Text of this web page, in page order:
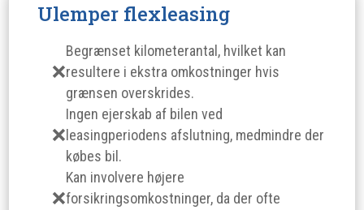
Ulemper flexleasing
Begrænset kilometerantal, hvilket kan
resultere i ekstra omkostninger hvis
grænsen overskrides.
Ingen ejerskab af bilen ved
leasingperiodens afslutning, medmindre der
købes bil.
Kan involvere højere
forsikringsomkostninger, da der ofte